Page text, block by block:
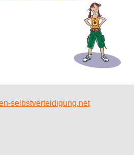
selbstverteidigung.net